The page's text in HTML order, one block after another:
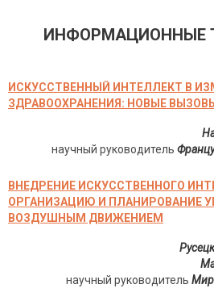
ИНФОРМАЦИОННЫЕ
ИСКУССТВЕННЫЙ ИНТЕЛЛЕКТ В
ЗДРАВООХРАНЕНИЯ: НОВЫЕ
научный руководитель
ВНЕДРЕНИЕ ИСКУССТВЕННОГО
ОРГАНИЗАЦИЮ И ПЛАНИРОВАНИЕ
ВОЗДУШНЫМ ДВИЖЕНИЕМ
научный руководитель